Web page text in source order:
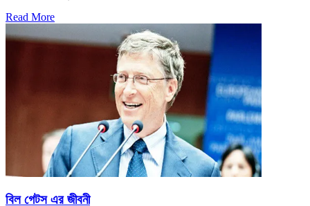
Read More
বিল গেটস এর জীবনী